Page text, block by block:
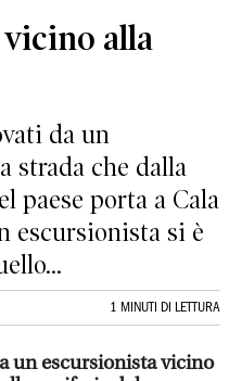
alla
da un
strada che dalla
paese porta a Cala
escursionista si è
1 MINUTI DI LETTURA
un escursionista vicino